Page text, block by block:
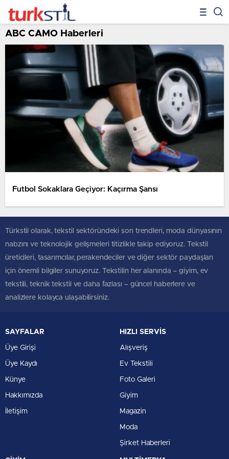
ABC CAMO Haberleri
Futbol Sokaklara Geçiyor: Kaçırma Şansı
Türkstil olarak, tekstil sektöründeki son trendleri, moda dünyasının
nabzını ve teknolojik gelişmeleri titizlikle takip ediyoruz. Tekstil
üreticileri, tasarımcılar, perakendeciler ve diğer sektör paydaşları
için önemli bilgiler sunuyoruz. Tekstilin her alanında – giyim, ev
tekstili, teknik tekstil ve daha fazlası – güncel haberlere ve
analizlere kolayca ulaşabilirsiniz.
SAYFALAR
Üye Girişi
Üye Kaydı
Künye
Hakkımızda
İletişim
HIZLI SERVİS
Alışveriş
Ev Tekstili
Foto Galeri
Giyim
Magazin
Moda
Şirket Haberleri